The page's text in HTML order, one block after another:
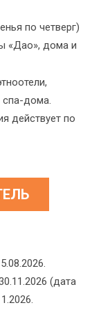
по четверг)
«Дао», дома и
спа-дома.
действует по
(дата